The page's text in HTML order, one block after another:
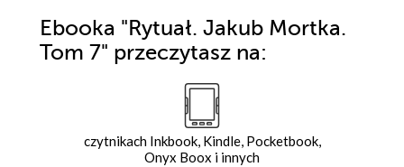
Ebooka "Rytuał. Jakub Mortka.
Tom 7" przeczytasz na:
czytnikach Inkbook, Kindle, Pocketbook,
Onyx Boox i innych